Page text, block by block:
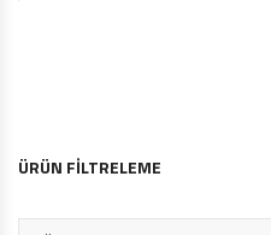
ÜRÜN FİLTRELEME